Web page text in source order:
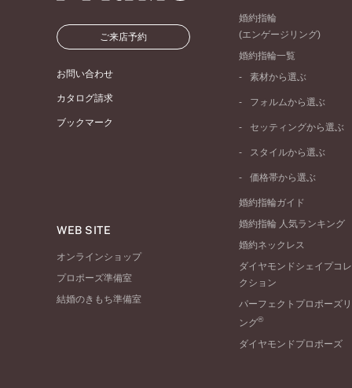
ご来店予約
お問い合わせ
カタログ請求
ブックマーク
WEB SITE
オンラインショップ
プロポーズ準備室
結婚のきもち準備室
婚約指輪
(エンゲージリング)
婚約指輪一覧
素材から選ぶ
プラチナ
ピンクゴールド
ペールブラウンゴール
フォルムから選ぶ
ストレートライン
V字ライン
セッティングから選ぶ
ソリテール
ダブルサイドメレ
ラインメレ
スタイルから選ぶ
シンプル
モード
エレガント
ゴージャス
価格帯から選ぶ
50万円台～
20万円台～
10万円台～
婚約指輪ガイド
婚約指輪 人気ランキング
婚約ネックレス
ダイヤモンドシェイプコレ
クション
パーフェクトプロポーズリ
ング®
ダイヤモンドプロポーズ